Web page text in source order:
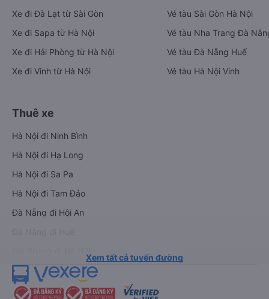
Xe đi Đà Lạt từ Sài Gòn
Xe đi Sapa từ Hà Nội
Xe đi Hải Phòng từ Hà Nội
Xe đi Vinh từ Hà Nội
Vé tàu Sài Gòn Hà Nội
Vé tàu Nha Trang Đà
Vé tàu Đà Nẵng Huế
Vé tàu Hà Nội Vinh
Thuê xe
Hà Nội đi Ninh Bình
Hà Nội đi Hạ Long
Hà Nội đi Sa Pa
Hà Nội đi Tam Đảo
Đà Nẵng đi Hội An
Xem tất cả tuyến đường